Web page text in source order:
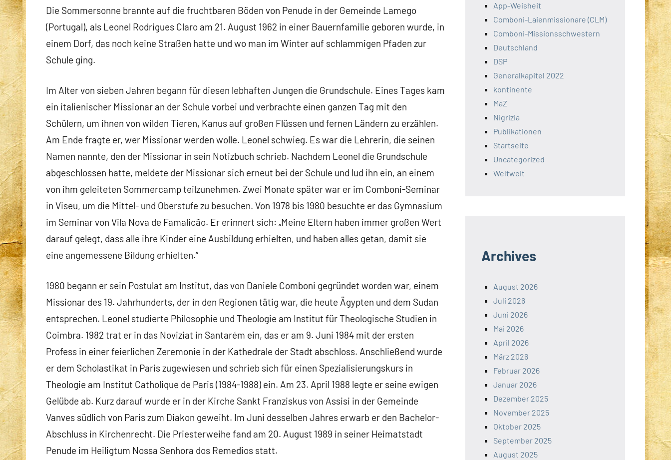
Die Sommersonne brannte auf die fruchtbaren Böden von Penude in der Gemeinde Lamego
(Portugal), als Leonel Rodrigues Claro am 21. August 1962 in einer Bauernfamilie geboren wurde, in
einem Dorf, das noch keine Straßen hatte und wo man im Winter auf schlammigen Pfaden zur
Schule ging.
Im Alter von sieben Jahren begann für diesen lebhaften Jungen die Grundschule. Eines Tages kam
ein italienischer Missionar an der Schule vorbei und verbrachte einen ganzen Tag mit den
Schülern, um ihnen von wilden Tieren, Kanus auf großen Flüssen und fernen Ländern zu erzählen.
Am Ende fragte er, wer Missionar werden wolle. Leonel schwieg. Es war die Lehrerin, die seinen
Namen nannte, den der Missionar in sein Notizbuch schrieb. Nachdem Leonel die Grundschule
abgeschlossen hatte, meldete der Missionar sich erneut bei der Schule und lud ihn ein, an einem
von ihm geleiteten Sommercamp teilzunehmen. Zwei Monate später war er im Comboni-Seminar
in Viseu, um die Mittel- und Oberstufe zu besuchen. Von 1978 bis 1980 besuchte er das Gymnasium
im Seminar von Vila Nova de Famalicão. Er erinnert sich: „Meine Eltern haben immer großen Wert
darauf gelegt, dass alle ihre Kinder eine Ausbildung erhielten, und haben alles getan, damit sie
eine angemessene Bildung erhielten.“
1980 begann er sein Postulat am Institut, das von Daniele Comboni gegründet worden war, einem
Missionar des 19. Jahrhunderts, der in den Regionen tätig war, die heute Ägypten und dem Sudan
entsprechen. Leonel studierte Philosophie und Theologie am Institut für Theologische Studien in
Coimbra. 1982 trat er in das Noviziat in Santarém ein, das er am 9. Juni 1984 mit der ersten
Profess in einer feierlichen Zeremonie in der Kathedrale der Stadt abschloss. Anschließend wurde
er dem Scholastikat in Paris zugewiesen und schrieb sich für einen Spezialisierungskurs in
Theologie am Institut Catholique de Paris (1984-1988) ein. Am 23. April 1988 legte er seine ewigen
Gelübde ab. Kurz darauf wurde er in der Kirche Sankt Franziskus von Assisi in der Gemeinde
Vanves südlich von Paris zum Diakon geweiht. Im Juni desselben Jahres erwarb er den Bachelor-
Abschluss in Kirchenrecht. Die Priesterweihe fand am 20. August 1989 in seiner Heimatstadt
Penude im Heiligtum Nossa Senhora dos Remedios statt.
App-Weisheit
Comboni-Laienmissionare (CLM)
Comboni-Missionsschwestern
Deutschland
DSP
Generalkapitel 2022
kontinente
MaZ
Nigrizia
Publikationen
Startseite
Uncategorized
Weltweit
Archives
August 2026
Juli 2026
Juni 2026
Mai 2026
April 2026
März 2026
Februar 2026
Januar 2026
Dezember 2025
November 2025
Oktober 2025
September 2025
August 2025